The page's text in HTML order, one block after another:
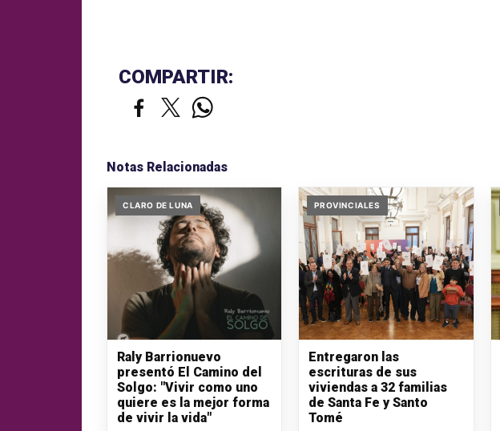
COMPARTIR:
Notas Relacionadas
CLARO DE LUNA
Raly Barrionuevo
presentó El Camino del
Solgo: "Vivir como uno
quiere es la mejor forma
de vivir la vida"
PROVINCIALES
Entregaron las
escrituras de sus
viviendas a 32 familias
de Santa Fe y Santo
Tomé